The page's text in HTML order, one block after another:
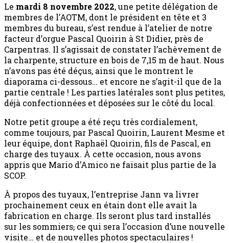
Le mardi 8 novembre 2022, une petite délégation de
membres de l’AOTM, dont le président en tête et 3
membres du bureau, s’est rendue à l’atelier de notre
facteur d’orgue Pascal Quoirin à St Didier, près de
Carpentras. Il s’agissait de constater l’achèvement de
la charpente, structure en bois de 7,15 m de haut. Nous
n’avons pas été déçus, ainsi que le montrent le
diaporama ci-dessous… et encore ne s’agit-il que de la
partie centrale ! Les parties latérales sont plus petites,
déjà confectionnées et déposées sur le côté du local.
Notre petit groupe a été reçu très cordialement,
comme toujours, par Pascal Quoirin, Laurent Mesme et
leur équipe, dont Raphaël Quoirin, fils de Pascal, en
charge des tuyaux. À cette occasion, nous avons
appris que Mario d’Amico ne faisait plus partie de la
SCOP.
À propos des tuyaux, l’entreprise Jann va livrer
prochainement ceux en étain dont elle avait la
fabrication en charge. Ils seront plus tard installés
sur les sommiers, ce qui sera l’occasion d’une nouvelle
visite… et de nouvelles photos spectaculaires !